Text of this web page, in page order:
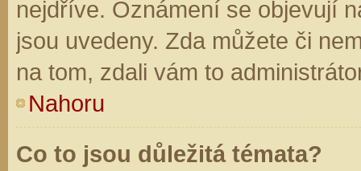
nejdříve. Oznámení se objevují
jsou uvedeny. Zda můžete či
na tom, zdali vám to
Nahoru
Co to jsou důležitá témata?